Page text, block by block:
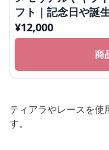
フト｜記念日や誕
ぬいぐるみ
¥12,000
商
ティアラやレースを使
す。